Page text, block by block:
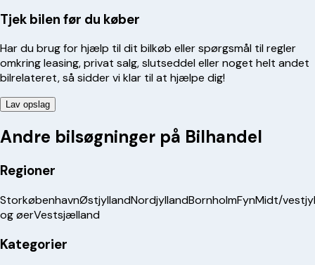
Tjek bilen før du køber
Har du brug for hjælp til dit bilkøb eller spørgsmål til regler
omkring leasing, privat salg, slutseddel eller noget helt andet
bilrelateret, så sidder vi klar til at hjælpe dig!
Lav opslag
Andre bilsøgninger på Bilhandel
Regioner
StorkøbenhavnØstjyllandNordjyllandBornholmFynMidt/
og øerVestsjælland
Kategorier